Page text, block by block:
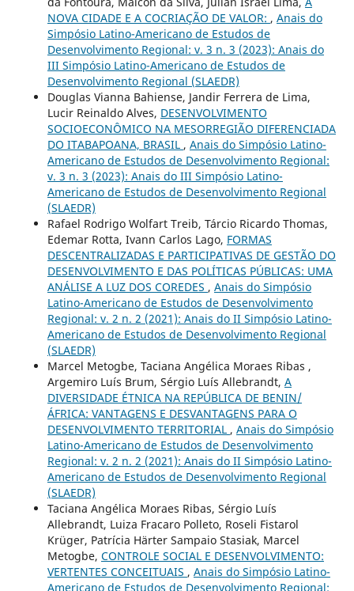
NOVA CIDADE E A COCRIAÇÃO DE VALOR: , Anais do
Simpósio Latino-Americano de Estudos de
Desenvolvimento Regional: v. 3 n. 3 (2023): Anais do
III Simpósio Latino-Americano de Estudos de
Desenvolvimento Regional (SLAEDR)
Douglas Vianna Bahiense, Jandir Ferrera de Lima,
Lucir Reinaldo Alves, DESENVOLVIMENTO
SOCIOECONÔMICO NA MESORREGIÃO DIFERENCIADA
DO ITABAPOANA, BRASIL , Anais do Simpósio Latino-
Americano de Estudos de Desenvolvimento Regional:
v. 3 n. 3 (2023): Anais do III Simpósio Latino-
Americano de Estudos de Desenvolvimento Regional
(SLAEDR)
Rafael Rodrigo Wolfart Treib, Tárcio Ricardo Thomas,
Edemar Rotta, Ivann Carlos Lago, FORMAS
DESCENTRALIZADAS E PARTICIPATIVAS DE GESTÃO DO
DESENVOLVIMENTO E DAS POLÍTICAS PÚBLICAS: UMA
ANÁLISE A LUZ DOS COREDES , Anais do Simpósio
Latino-Americano de Estudos de Desenvolvimento
Regional: v. 2 n. 2 (2021): Anais do II Simpósio Latino-
Americano de Estudos de Desenvolvimento Regional
(SLAEDR)
Marcel Metogbe, Taciana Angélica Moraes Ribas ,
Argemiro Luís Brum, Sérgio Luís Allebrandt, A
DIVERSIDADE ÉTNICA NA REPÚBLICA DE BENIN/
ÁFRICA: VANTAGENS E DESVANTAGENS PARA O
DESENVOLVIMENTO TERRITORIAL , Anais do Simpósio
Latino-Americano de Estudos de Desenvolvimento
Regional: v. 2 n. 2 (2021): Anais do II Simpósio Latino-
Americano de Estudos de Desenvolvimento Regional
(SLAEDR)
Taciana Angélica Moraes Ribas, Sérgio Luís
Allebrandt, Luiza Fracaro Polleto, Roseli Fistarol
Krüger, Patrícia Härter Sampaio Stasiak, Marcel
Metogbe, CONTROLE SOCIAL E DESENVOLVIMENTO:
VERTENTES CONCEITUAIS , Anais do Simpósio Latino-
Americano de Estudos de Desenvolvimento Regional: